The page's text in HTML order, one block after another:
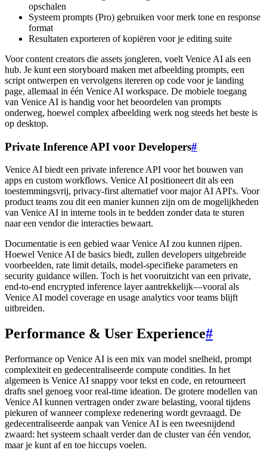
opschalen
Systeem prompts (Pro) gebruiken voor merk tone en response
format
Resultaten exporteren of kopiëren voor je editing suite
Voor content creators die assets jongleren, voelt Venice AI als een
hub. Je kunt een storyboard maken met afbeelding prompts, een
script ontwerpen en vervolgens itereren op code voor je landing
page, allemaal in één Venice AI workspace. De mobiele toegang
van Venice AI is handig voor het beoordelen van prompts
onderweg, hoewel complex afbeelding werk nog steeds het beste is
op desktop.
Private Inference API voor Developers#
Venice AI biedt een private inference API voor het bouwen van
apps en custom workflows. Venice AI positioneert dit als een
toestemmingsvrij, privacy-first alternatief voor major AI API's. Voor
product teams zou dit een manier kunnen zijn om de mogelijkheden
van Venice AI in interne tools in te bedden zonder data te sturen
naar een vendor die interacties bewaart.
Documentatie is een gebied waar Venice AI zou kunnen rijpen.
Hoewel Venice AI de basics biedt, zullen developers uitgebreide
voorbeelden, rate limit details, model-specifieke parameters en
security guidance willen. Toch is het vooruitzicht van een private,
end-to-end encrypted inference layer aantrekkelijk—vooral als
Venice AI model coverage en usage analytics voor teams blijft
uitbreiden.
Performance & User Experience#
Performance op Venice AI is een mix van model snelheid, prompt
complexiteit en gedecentraliseerde compute condities. In het
algemeen is Venice AI snappy voor tekst en code, en retourneert
drafts snel genoeg voor real-time ideation. De grotere modellen van
Venice AI kunnen vertragen onder zware belasting, vooral tijdens
piekuren of wanneer complexe redenering wordt gevraagd. De
gedecentraliseerde aanpak van Venice AI is een tweesnijdend
zwaard: het systeem schaalt verder dan de cluster van één vendor,
maar je kunt af en toe hiccups voelen.